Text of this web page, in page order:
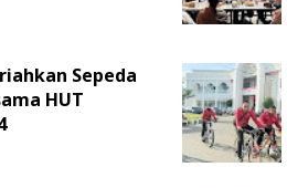
Sepeda
HUT